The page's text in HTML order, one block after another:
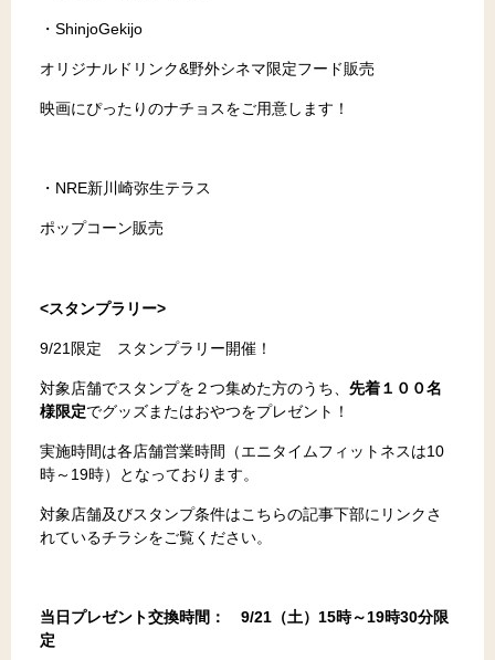
・ShinjoGekijo
オリジナルドリンク&野外シネマ限定フード販売
映画にぴったりのナチョスをご用意します！
・NRE新川崎弥生テラス
ポップコーン販売
<スタンプラリー>
9/21限定 スタンプラリー開催！
対象店舗でスタンプを２つ集めた方のうち、 先着１００名
様限定でグッズまたはおやつをプレゼント！
実施時間は各店舗営業時間（エニタイムフィットネスは10
時～19時）となっております。
対象店舗及びスタンプ条件はこちらの記事下部にリンクさ
れているチラシをご覧ください。
当日プレゼント交換時間： 9/21（土）15時～19時30分限
定